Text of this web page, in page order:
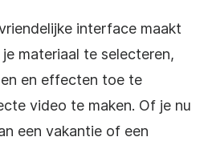
interface maakt
materiaal te selecteren,
en effecten toe te
video te maken. Of je nu
een vakantie of een